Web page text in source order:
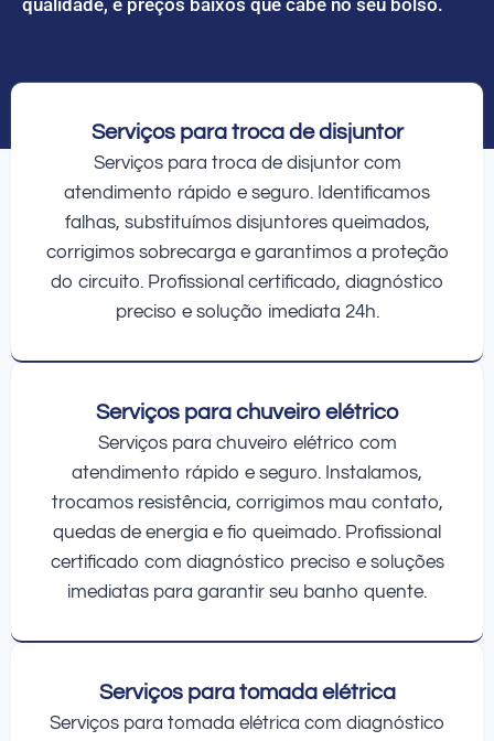
Serviços para troca de disjuntor
Serviços para troca de disjuntor com
atendimento rápido e seguro. Identificamos
falhas, substituímos disjuntores queimados,
corrigimos sobrecarga e garantimos a proteção
do circuito. Profissional certificado, diagnóstico
preciso e solução imediata 24h.
Serviços para chuveiro elétrico
Serviços para chuveiro elétrico com
atendimento rápido e seguro. Instalamos,
trocamos resistência, corrigimos mau contato,
quedas de energia e fio queimado. Profissional
certificado com diagnóstico preciso e soluções
imediatas para garantir seu banho quente.
Serviços para tomada elétrica
Serviços para tomada elétrica com diagnóstico